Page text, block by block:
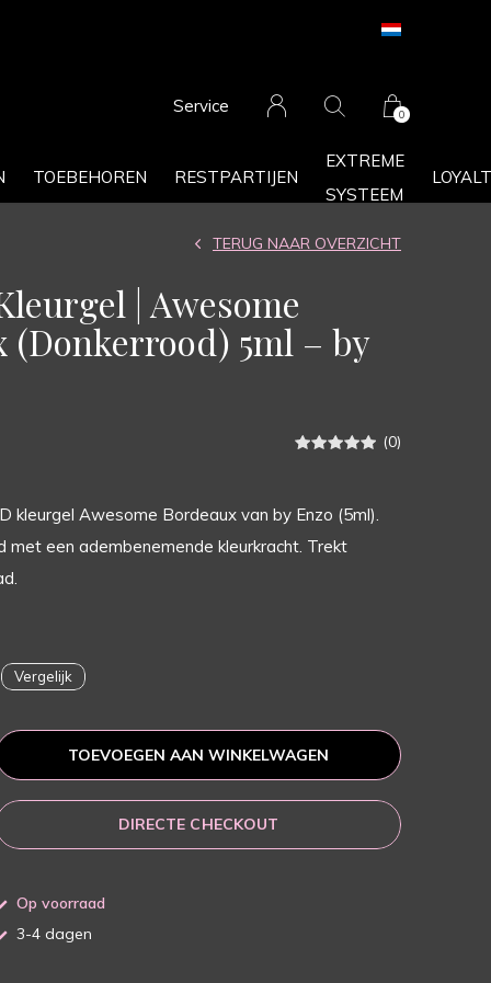
TOEBEHOREN RESTPARTIJEN
EXTREME
SYSTEEM
Service 0
| Awesome
(Donkerrood) 5ml – by
TERUG NAAR OVERZICHT
(0)
kleurgel Awesome Bordeaux van by Enzo (5ml).
met een adembenemende kleurkracht. Trekt
Vergelijk
TOEVOEGEN AAN WINKELWAGEN
DIRECTE CHECKOUT
Op voorraad
3-4 dagen